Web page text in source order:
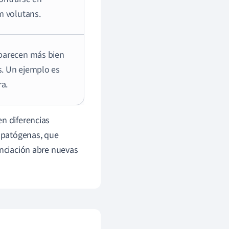
volutans.
más bien
Un ejemplo es
diferencias
que
abre nuevas